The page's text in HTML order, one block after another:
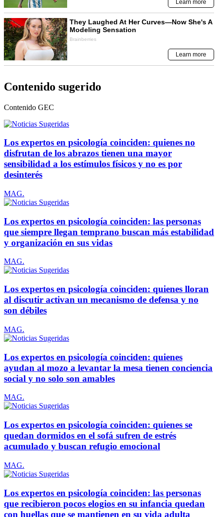
Contenido sugerido
Contenido GEC
Los expertos en psicología coinciden: quienes no
disfrutan de los abrazos tienen una mayor
sensibilidad a los estímulos físicos y no es por
desinterés
MAG.
Los expertos en psicología coinciden: las personas
que siempre llegan temprano buscan más estabilidad
y organización en sus vidas
MAG.
Los expertos en psicología coinciden: quienes lloran
al discutir activan un mecanismo de defensa y no
son débiles
MAG.
Los expertos en psicología coinciden: quienes
ayudan al mozo a levantar la mesa tienen conciencia
social y no solo son amables
MAG.
Los expertos en psicología coinciden: quienes se
quedan dormidos en el sofá sufren de estrés
acumulado y buscan refugio emocional
MAG.
Los expertos en psicología coinciden: las personas
que recibieron pocos elogios en su infancia quedan
con huellas que se mantienen en su vida adulta